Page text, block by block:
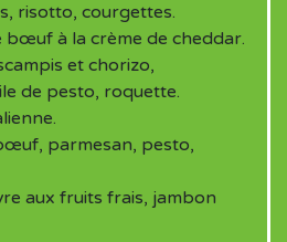
risotto, courgettes.
bœuf à la crème de cheddar.
et chorizo,
de pesto, roquette.
parmesan, pesto,
aux fruits frais, jambon